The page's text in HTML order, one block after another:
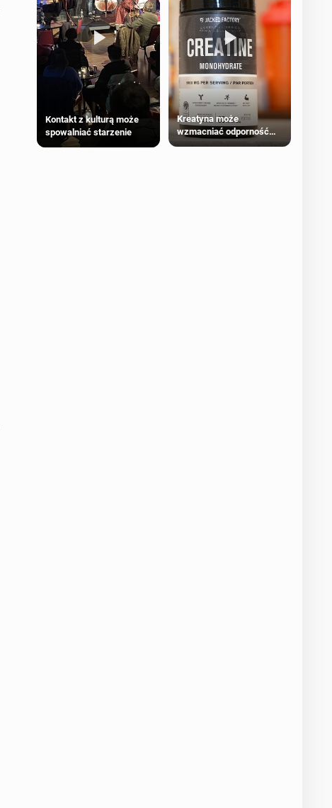
Kontakt z kulturą może
spowalniać starzenie
Kreatyna może
wzmacniać odporność
przeciw nowotworom